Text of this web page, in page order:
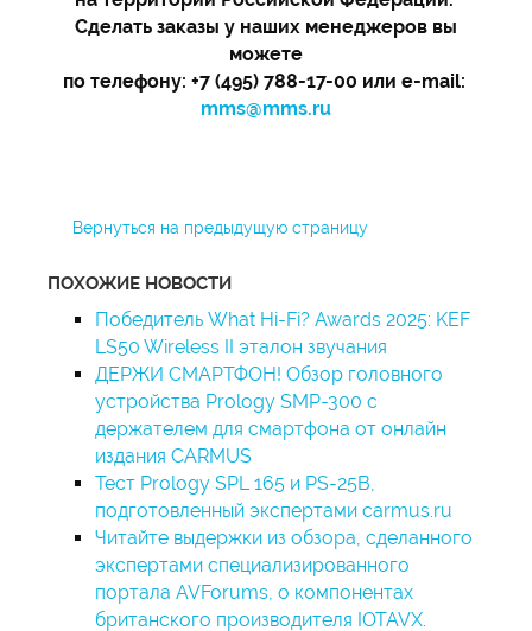
Сделать заказы у наших менеджеров вы
можете
по телефону: +7 (495) 788-17-00 или e-mail:
mms@mms.ru
Вернуться на предыдущую страницу
ПОХОЖИЕ НОВОСТИ
Победитель What Hi-Fi? Awards 2025: KEF
LS50 Wireless II эталон звучания
ДЕРЖИ СМАРТФОН! Обзор головного
устройства Prology SMP-300 с
держателем для смартфона от онлайн
издания CARMUS
Тест Prology SPL 165 и PS-25B,
подготовленный экспертами carmus.ru
Читайте выдержки из обзора, сделанного
экспертами специализированного
портала AVForums, о компонентах
британского производителя IOTAVX.